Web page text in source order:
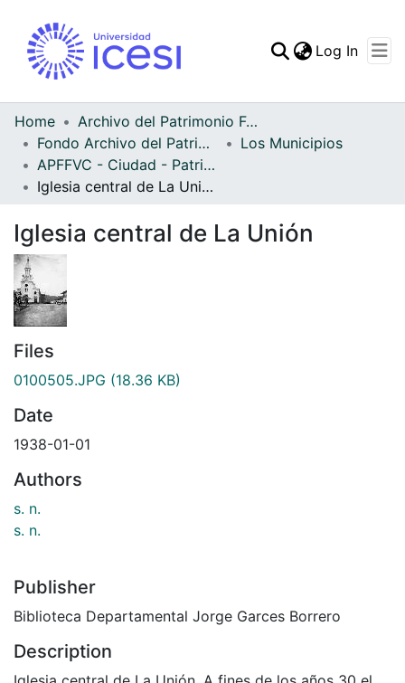
Statistics
Log In
Home
Archivo del Patrimonio Fotográfico y Fílmico del Valle del Cauca
Fondo Archivo del Patrimonio Fotográfico y Fílmico del Valle del Cauca
Los Municipios
APFFVC - Ciudad - Patrimonial
Iglesia central de La Unión
Iglesia central de La Unión
Files
0100505.JPG (18.36 KB)
Date
1938-01-01
Authors
s. n.
s. n.
Publisher
Biblioteca Departamental Jorge Garces Borrero
Description